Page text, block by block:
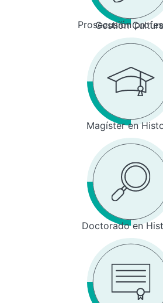
Prosecusión
Gestión
Magíster en
Doctorado en